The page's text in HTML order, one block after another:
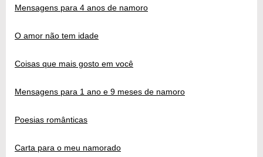
Mensagens para 4 anos de namoro
O amor não tem idade
Coisas que mais gosto em você
Mensagens para 1 ano e 9 meses de namoro
Poesias românticas
Carta para o meu namorado